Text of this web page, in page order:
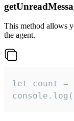
This method allows
the agent.
let count =